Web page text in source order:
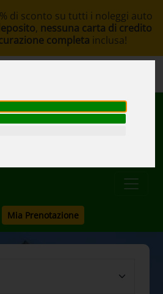
di sconto su tutti i noleggi auto
, nessuna carta di credito
completa inclusa!
Mia Prenotazione